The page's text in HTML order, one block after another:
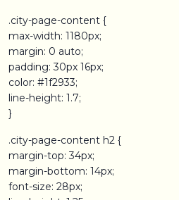
.city-page-content {
max-width: 1180px;
margin: 0 auto;
padding: 30px 16px;
color: #1f2933;
line-height: 1.7;
}
.city-page-content h2 {
margin-top: 34px;
margin-bottom: 14px;
font-size: 28px;